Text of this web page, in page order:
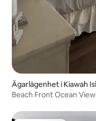
Ägarlägenhet i Kiawah
Beach Front Ocean